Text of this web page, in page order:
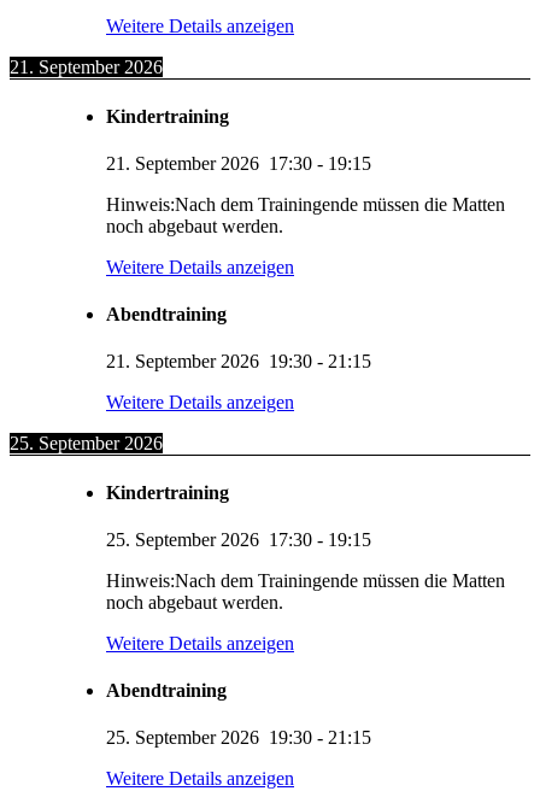
Weitere Details anzeigen
21. September 2026
Kindertraining
21. September 2026 17:30 - 19:15
Hinweis:Nach dem Trainingende müssen die Matten
noch abgebaut werden.
Weitere Details anzeigen
Abendtraining
21. September 2026 19:30 - 21:15
Weitere Details anzeigen
25. September 2026
Kindertraining
25. September 2026 17:30 - 19:15
Hinweis:Nach dem Trainingende müssen die Matten
noch abgebaut werden.
Weitere Details anzeigen
Abendtraining
25. September 2026 19:30 - 21:15
Weitere Details anzeigen